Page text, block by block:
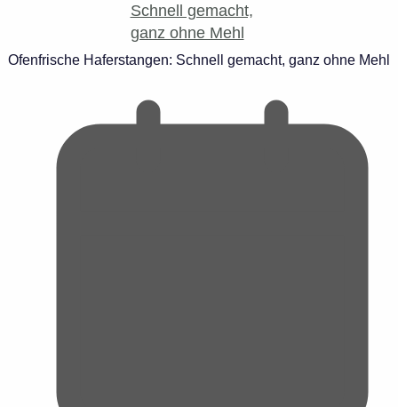
Ofenfrische Haferstangen: Schnell gemacht, ganz ohne Mehl